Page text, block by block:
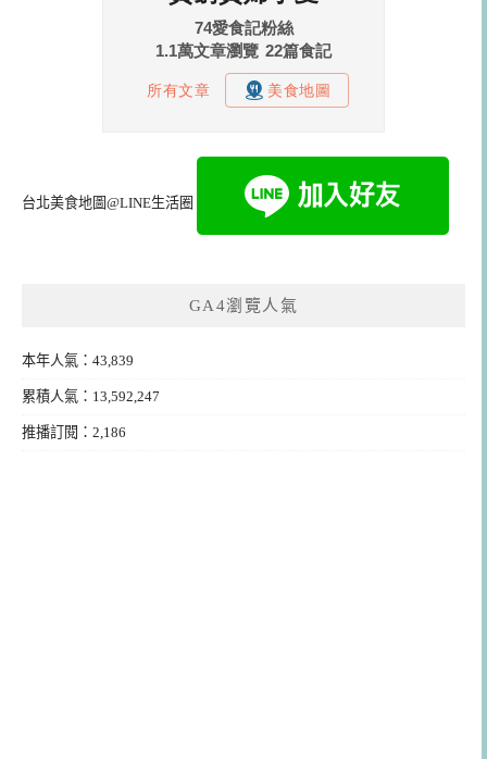
台北美食地圖@LINE生活圈
GA4瀏覽人氣
本年人氣：43,839
累積人氣：13,592,247
推播訂閱：2,186